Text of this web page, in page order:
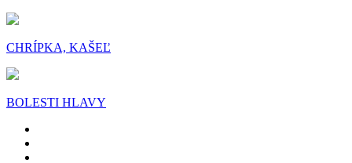
CHRÍPKA, KAŠEĽ
BOLESTI HLAVY